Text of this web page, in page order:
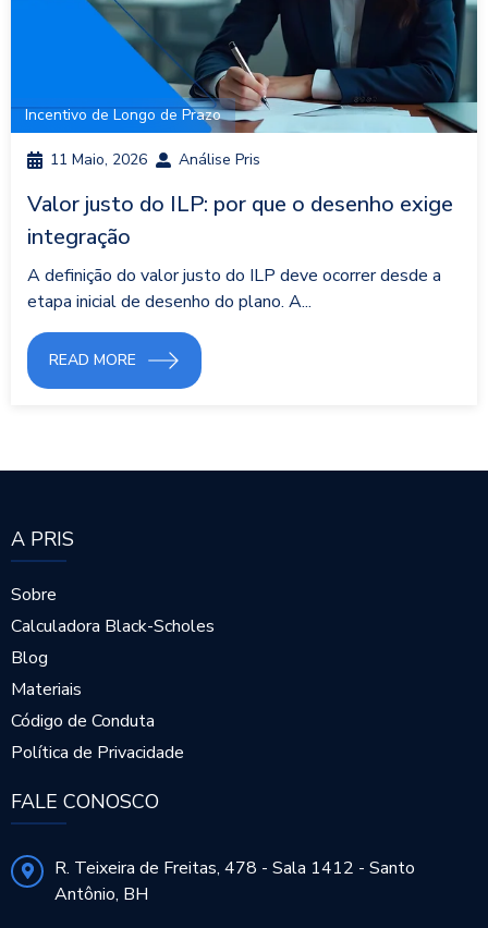
Incentivo de Longo de Prazo
11 Maio, 2026 Análise Pris
Valor justo do ILP: por que o desenho exige
integração
A definição do valor justo do ILP deve ocorrer desde a
etapa inicial de desenho do plano. A...
READ MORE
A PRIS
Sobre
Calculadora Black-Scholes
Blog
Materiais
Código de Conduta
Política de Privacidade
FALE CONOSCO
R. Teixeira de Freitas, 478 - Sala 1412 - Santo
Antônio, BH